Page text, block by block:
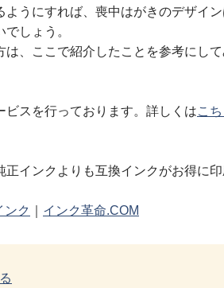
うにすれば、喪中はがきのデザイ
しょう。
、ここで紹介したことを参考にして
スを行っております。詳しくはこ
インクよりも互換インクがお得に印
ンク インク革命.COM